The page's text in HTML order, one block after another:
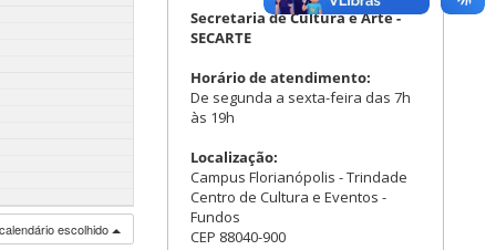
escolhido
Secretaria de Cultura e Arte -
SECARTE
Horário de atendimento:
De segunda a sexta-feira das 7h
às 19h
Localização:
Campus Florianópolis - Trindade
Centro de Cultura e Eventos -
Fundos
CEP 88040-900